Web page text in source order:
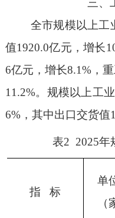
三、
全市规模以上工
值1920.0亿元，增长
6亿元，增长8.1% ，
11.2%。规模以上工
6%，其中出口交货值
表2 2025年
指 标
单
（